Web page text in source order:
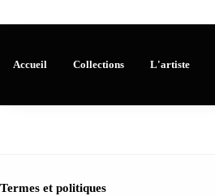
Accueil Collections L'artiste
Termes et politiques